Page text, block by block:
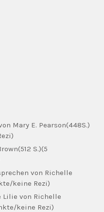
Mary E. Pearson(448S.)
S.)(5
von Richelle
keine Rezi)
Lilie von Richelle
keine Rezi)